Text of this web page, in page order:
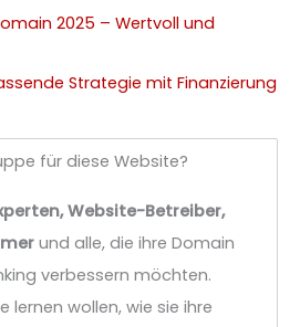
2025 – Wertvoll und
Strategie mit Finanzierung
für diese Website?
Website-Betreiber,
und alle, die ihre Domain
verbessern möchten.
lernen wollen, wie sie ihre